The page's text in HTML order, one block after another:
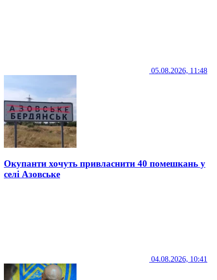
05.08.2026, 11:48
Окупанти хочуть привласнити 40 помешкань у
селі Азовське
04.08.2026, 10:41